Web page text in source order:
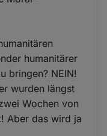
humanitärer
bringen? NEIN!
wurden längst
Wochen von
Aber das wird ja